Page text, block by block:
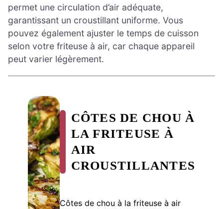
permet une circulation d’air adéquate,
garantissant un croustillant uniforme. Vous
pouvez également ajuster le temps de cuisson
selon votre friteuse à air, car chaque appareil
peut varier légèrement.
CÔTES DE CHOU À
LA FRITEUSE À
AIR
CROUSTILLANTES
Côtes de chou à la friteuse à air